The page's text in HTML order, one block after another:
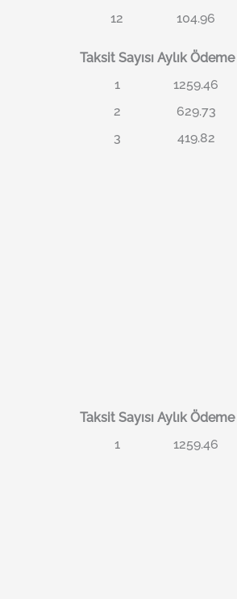
12
104.96
Taksit Sayısı Aylık Ödeme
1
1259.46
2
629.73
3
419.82
Taksit Sayısı Aylık Ödeme
1
1259.46